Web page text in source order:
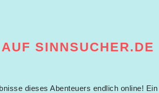
SINNSUCHER.DE
dieses Abenteuers endlich online! Ein